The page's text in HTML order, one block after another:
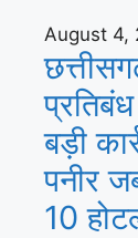
August 4,
बड़ी
पनीर
10